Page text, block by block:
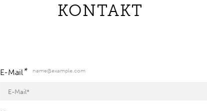
KONTAKT
E-Mail* name@example.com